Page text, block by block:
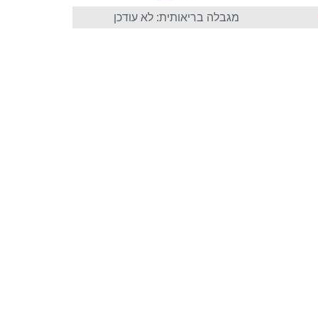
מגבלה בריאותית: לא עודכן